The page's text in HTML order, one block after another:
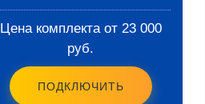
Цена комплекта от 23 000
руб.
ПОДКЛЮЧИТЬ